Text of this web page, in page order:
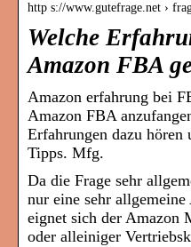
http s://www.gutefrage.net ›
Welche
Amazon FBA
Amazon erfahrung bei
Amazon FBA
Erfahrungen dazu hören
Tipps. Mfg.
Da die Frage sehr
nur eine sehr
eignet sich der Amazon
oder alleiniger